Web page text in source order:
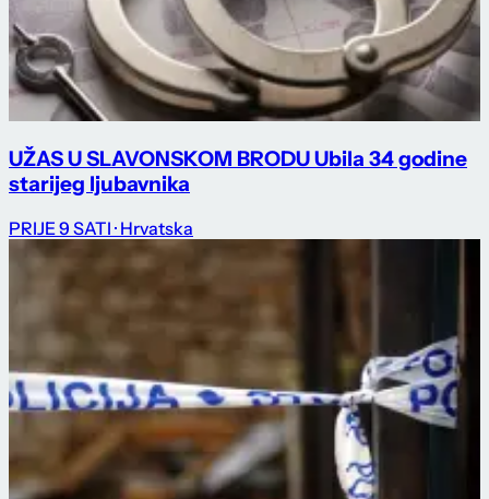
UŽAS U SLAVONSKOM BRODU Ubila 34 godine
starijeg ljubavnika
PRIJE 9 SATI · Hrvatska